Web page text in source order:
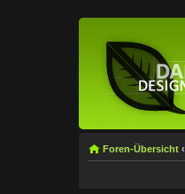
Foren-Übersicht ‹